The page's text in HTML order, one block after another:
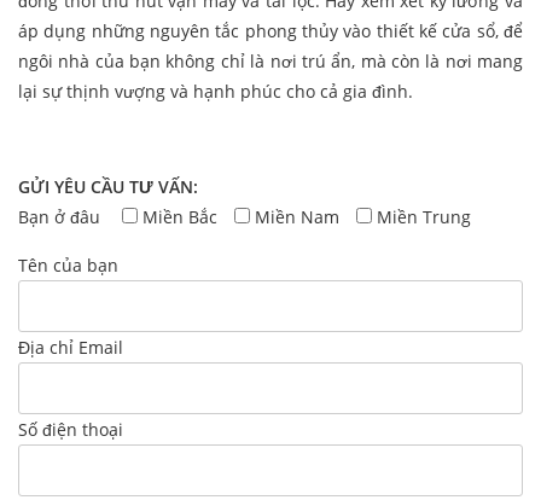
áp dụng những nguyên tắc phong thủy vào thiết kế cửa sổ, để
ngôi nhà của bạn không chỉ là nơi trú ẩn, mà còn là nơi mang
lại sự thịnh vượng và hạnh phúc cho cả gia đình.
GỬI YÊU CẦU TƯ VẤN:
Bạn ở đâu
Miền Bắc Miền Nam Miền Trung
Tên của bạn
Địa chỉ Email
Số điện thoại